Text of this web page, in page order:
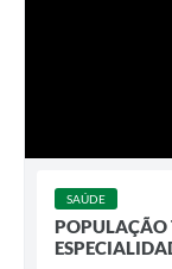
SAÚDE
POPULAÇÃO